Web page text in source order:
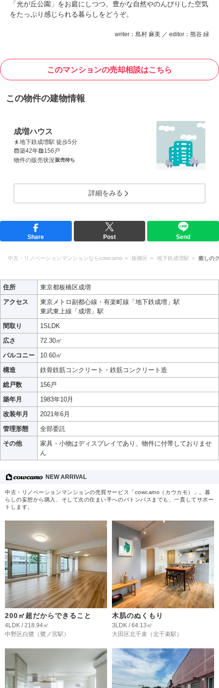
「光が丘公園」をお庭にしつつ、豊かな自然やのんびりした空気
をたっぷり感じられる暮らしをどうぞ。
writer：島村 麻美 ／ editor：熊谷 緑
このマンションの売却相談はこちら
この物件の建物情報
成増ハウス
地下鉄成増駅 徒歩5分
築42年
156戸
物件の販売状況 販売待ち
詳細をみる
Share Post Send
中古・リノベーションマンションならcowcamo 板橋区 地下鉄成増駅 癒しの
住所
東京都板橋区成増
アクセス
東京メトロ副都心線・有楽町線「地下鉄成増」駅
東武東上線「成増」駅
間取り
1SLDK
広さ
72.30㎡
バルコニー
10.60㎡
構造
鉄骨鉄筋コンクリート・鉄筋コンクリート造
総戸数
156戸
築年月
1983年10月
改装年月
2021年6月
管理形態
全部委託
その他
家具・小物はディスプレイであり、物件に付帯しておりませ
ん
NEW ARRIVAL
中古・リノベーションマンションの売買サービス「cowcamo（カウカモ）」。暮
らしの妄想から購入、そして次の住まい手へのバトンパスまでも、一貫してサポー
トします。
200㎡超だからできること
4LDK / 218.94㎡
中野区白鷺 （鷺ノ宮駅）
木肌のぬくもり
3LDK / 64.13㎡
大田区北千束 （北千束駅）